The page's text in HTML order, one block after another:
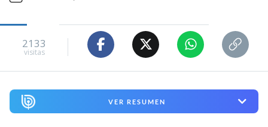
2133
visitas
VER RESUMEN